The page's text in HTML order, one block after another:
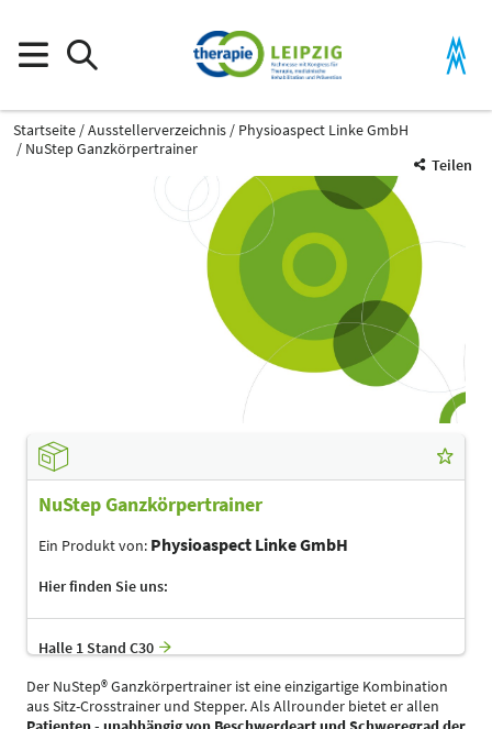
Startseite Ausstellerverzeichnis
Physioaspect Linke GmbH
NuStep Ganzkörpertrainer
Teilen
NuStep Ganzkörpertrainer
Ein Produkt von: Physioaspect Linke GmbH
Hier finden Sie uns:
Halle 1 Stand C30
Der NuStep® Ganzkörpertrainer ist eine einzigartige Kombination
aus Sitz-Crosstrainer und Stepper. Als Allrounder bietet er allen